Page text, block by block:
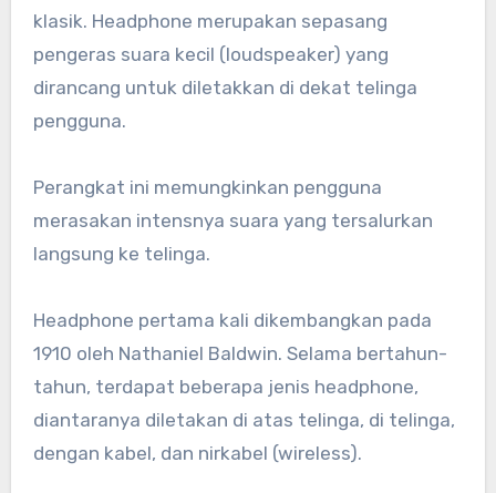
klasik. Headphone merupakan sepasang
pengeras suara kecil (loudspeaker) yang
dirancang untuk diletakkan di dekat telinga
pengguna.
Perangkat ini memungkinkan pengguna
merasakan intensnya suara yang tersalurkan
langsung ke telinga.
Headphone pertama kali dikembangkan pada
1910 oleh Nathaniel Baldwin. Selama bertahun-
tahun, terdapat beberapa jenis headphone,
diantaranya diletakan di atas telinga, di telinga,
dengan kabel, dan nirkabel (wireless).